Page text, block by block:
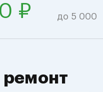
₽ до 5 000
ремонт